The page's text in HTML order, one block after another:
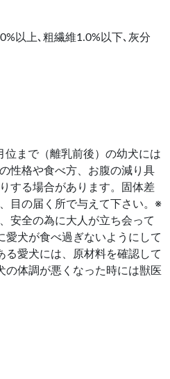
以上､粗繊維1.0%以下､灰分
位まで（離乳前後）の幼犬には
性格や食べ方、お腹の減り具
する場合があります。固体差
目の届く所で与えて下さい。※
安全の為に大人が立ち会って
愛犬が食べ過ぎないようにして
愛犬には、原材料を確認して
体調が悪くなった時には獣医